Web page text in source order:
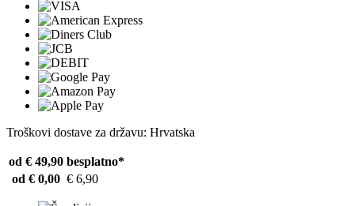
Troškovi dostave za državu: Hrvatska
od € 49,90 besplatno*
od € 0,00 € 6,90